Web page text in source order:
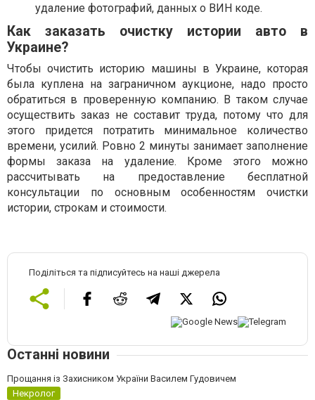
удаление фотографий, данных о ВИН коде.
Как заказать очистку истории авто в
Украине?
Чтобы очистить историю машины в Украине, которая
была куплена на заграничном аукционе, надо просто
обратиться в проверенную компанию. В таком случае
осуществить заказ не составит труда, потому что для
этого придется потратить минимальное количество
времени, усилий. Ровно 2 минуты занимает заполнение
формы заказа на удаление. Кроме этого можно
рассчитывать на предоставление бесплатной
консультации по основным особенностям очистки
истории, строкам и стоимости.
Поділіться та підписуйтесь на наші джерела
Останні новини
Прощання із Захисником України Василем Гудовичем
Некролог